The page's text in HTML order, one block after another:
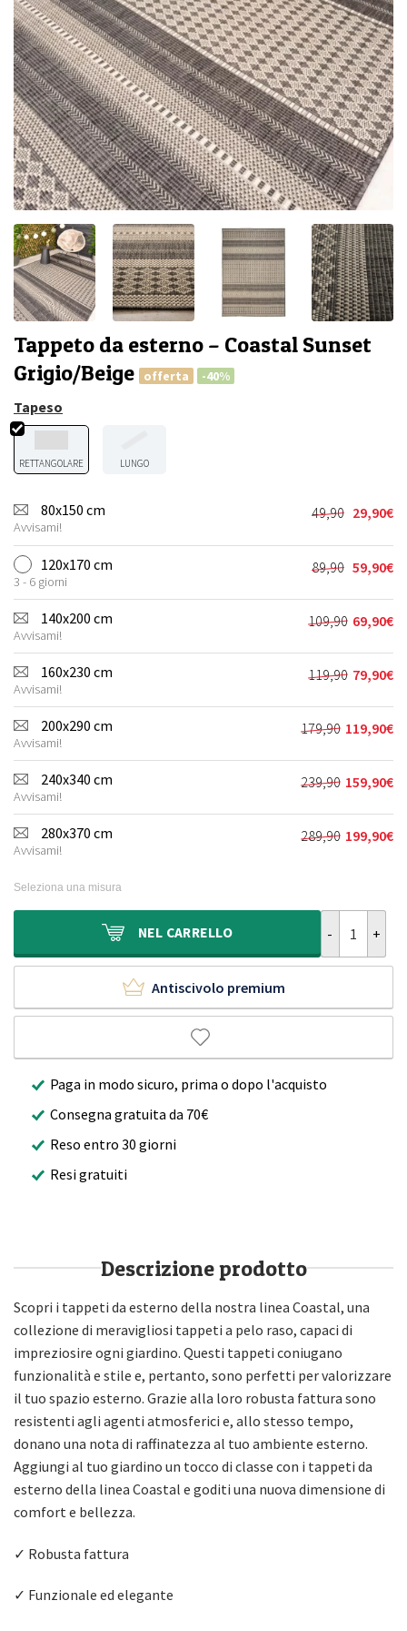
Tappeto da esterno – Coastal Sunset
Grigio/Beige
offerta -40%
Tapeso
RETTANGOLARE LUNGO
80x150 cm
Avvisami!
49,90
Il
prezzo
originale
era:
49,90€.
29,90€
Il
prezzo
attuale
è:
29,90€.
120x170 cm
3 - 6 giorni
89,90
Il
prezzo
originale
era:
89,90€.
59,90€
Il
prezzo
attuale
è:
59,90€.
140x200 cm
Avvisami!
109,90
Il
prezzo
originale
era:
109,90€.
69,90€
Il
prezzo
attuale
è:
69,90€.
160x230 cm
Avvisami!
119,90
Il
prezzo
originale
era:
119,90€.
79,90€
Il
prezzo
attuale
è:
79,90€.
200x290 cm
Avvisami!
179,90
Il
prezzo
originale
era:
179,90€.
119,90€
Il
prezzo
attuale
è:
119,90€.
240x340 cm
Avvisami!
239,90
Il
prezzo
originale
era:
159,90€
Il
prezzo
attuale
è:
280x370 cm
Avvisami!
289,90
Il
289,90€.
199,90€
Il
199,90€.
Seleziona una misura
NEL CARRELLO
Antiscivolo premium
Paga in modo sicuro, prima o dopo l'acquisto
Consegna gratuita da 70€
Reso entro 30 giorni
Resi gratuiti
Descrizione prodotto
Scopri i tappeti da esterno della nostra linea Coastal, una
collezione di meravigliosi tappeti a pelo raso, capaci di
impreziosire ogni giardino. Questi tappeti coniugano
funzionalità e stile e, pertanto, sono perfetti per valorizzare
il tuo spazio esterno. Grazie alla loro robusta fattura sono
resistenti agli agenti atmosferici e, allo stesso tempo,
donano una nota di raffinatezza al tuo ambiente esterno.
Aggiungi al tuo giardino un tocco di classe con i tappeti da
esterno della linea Coastal e goditi una nuova dimensione di
comfort e bellezza.
✓ Robusta fattura
✓ Funzionale ed elegante